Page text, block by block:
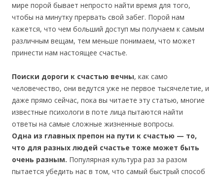
мире порой бывает непросто найти время для того,
чтобы на минутку прервать свой забег. Порой нам
кажется, что чем больший доступ мы получаем к самым
различным вещам, тем меньше понимаем, что может
принести нам настоящее счастье.
Поиски дороги к счастью вечны, как само
человечество, они ведутся уже не первое тысячелетие, и
даже прямо сейчас, пока вы читаете эту статью, многие
известные психологи в поте лица пытаются найти
ответы на самые сложные жизненные вопросы.
Одна из главных препон на пути к счастью — то,
что для разных людей счастье тоже может быть
очень разным. Популярная культура раз за разом
пытается убедить нас в том, что самый быстрый способ